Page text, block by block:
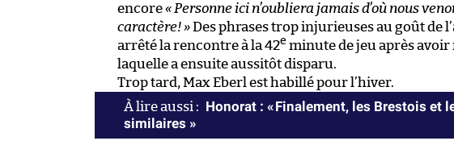
encore« Personne ici n’oubliera jamais d’où nous
caractère! »Des phrases trop injurieuses au goût de
arrêté la rencontre à la 42e minute de jeu après avoir
laquelle a ensuite aussitôt disparu.
Trop tard, Max Eberl est habillé pour l’hiver.
Honorat : « Finalement, les Brestois et
similaires »